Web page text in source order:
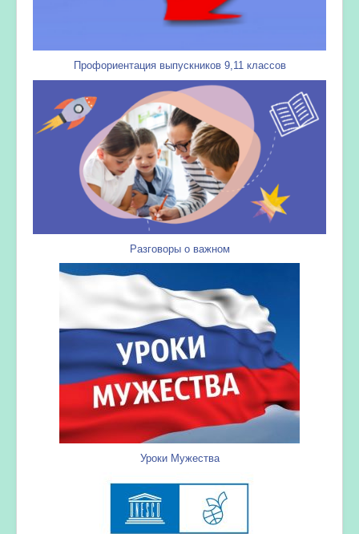
Профориентация выпускников 9,11 классов
Разговоры о важном
Уроки Мужества